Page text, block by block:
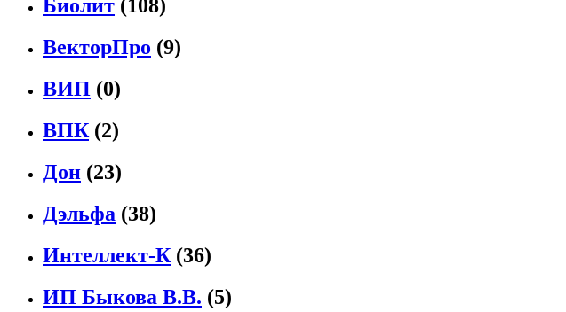
Биолит (108)
ВекторПро (9)
ВИП (0)
ВПК (2)
Дон (23)
Дэльфа (38)
Интеллект-К (36)
ИП Быкова В.В. (5)